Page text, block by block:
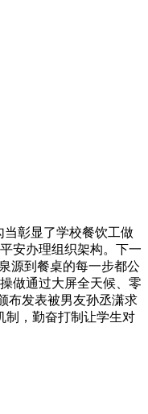
彰显了学校餐饮工做
安办理组织架构。下一
源到餐桌的每一步都公
做通过大屏全天候、零
布发表被男友孙丞潇求
制，勤奋打制让学生对